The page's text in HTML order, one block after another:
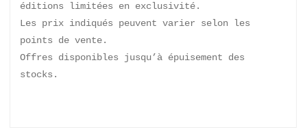
éditions limitées en exclusivité.
Les prix indiqués peuvent varier selon les
points de vente.
Offres disponibles jusqu’à épuisement des
stocks.